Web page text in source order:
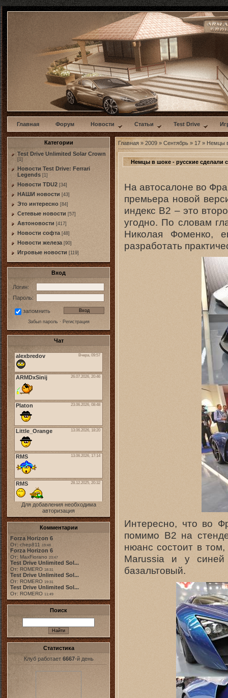
w
Главная Форум Новости Статьи Test Drive
Категории
Test Drive Unlimited Solar Crown
[1]
Новости Test Drive: Ferrari
Legends [1]
Новости TDU2 [34]
НАШИ новости [43]
Это интересно [84]
Сетевые новости [57]
Автоновости [417]
Новости софта [48]
Новоcти железа [90]
Игровые новости [119]
Вход
Логин:
Пароль:
запомнить
Забыл пароль· Регистрация
Чат
Для добавления необходима
авторизация
Комментарии
Forza Horizon 6
От: chep811 19:48
Forza Horizon 6
От: MaxFiorano 23:47
Test Drive Unlimited Sol...
От: ROMERO 18:31
Test Drive Unlimited Sol...
От: ROMERO 19:31
Test Drive Unlimited Sol...
От: ROMERO 11:49
Поиск
Статистика
Клуб работает 6667-й день
Главная » 2009 » Сентябрь » 17 » Немцы
Немцы в шоке - русские сделали
На автосалоне во
премьера новой
индекс B2 – это
угодно. По словам
Николая Фоменко,
разработать
Интересно, что во
помимо B2 на
нюанс состоит в
Marussia и у синей
базальтовый.